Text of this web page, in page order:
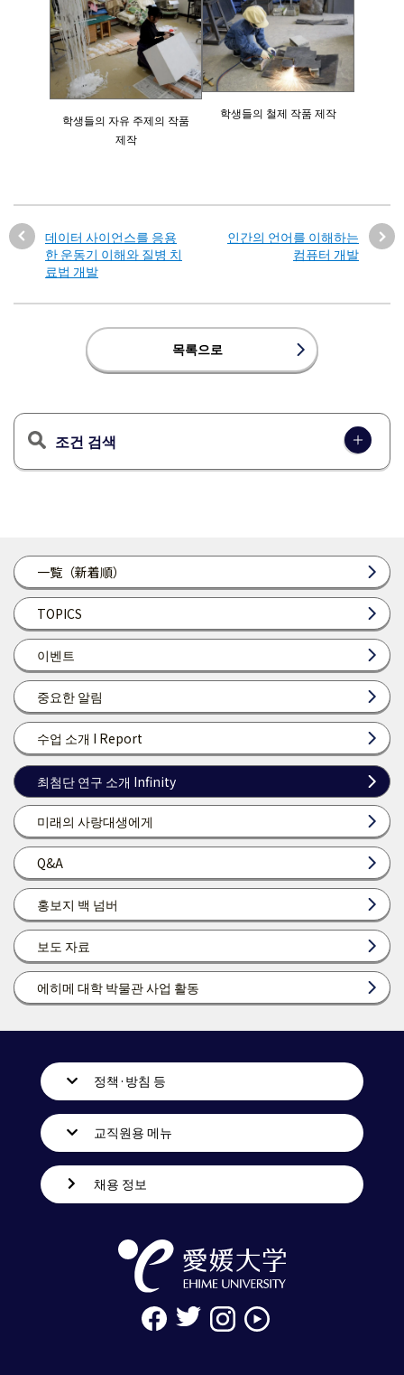
一覧（新着順）
TOPICS
이벤트
중요한 알림
수업 소개 I Report
최첨단 연구 소개 Infinity
미래의 사랑대생에게
Q&A
홍보지 백 넘버
보도 자료
에히메 대학 박물관 사업 활동
학생들의 자유 주제의 작품
제작
학생들의 철제 작품 제작
데이터 사이언스를 응용
한 운동기 이해와 질병 치
료법 개발
인간의 언어를 이해하는
컴퓨터 개발
목록으로
조건 검색
정책·방침 등
교직원용 메뉴
채용 정보